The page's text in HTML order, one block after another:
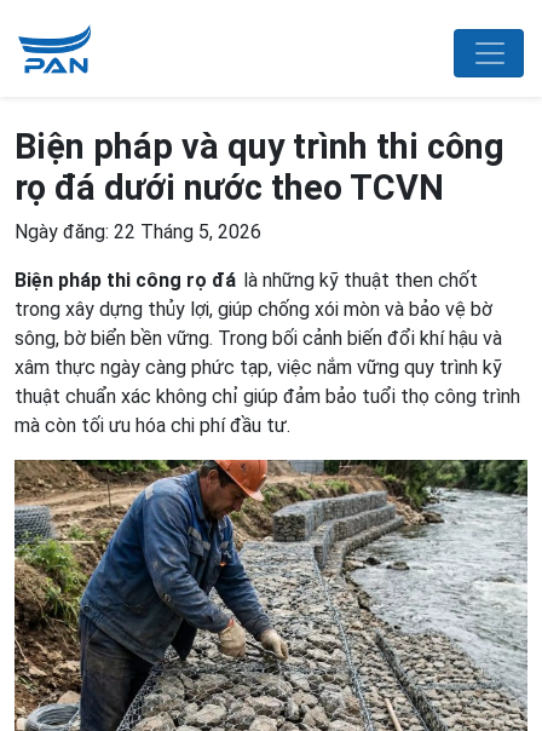
Biện pháp và quy trình thi công
rọ đá dưới nước theo TCVN
Ngày đăng: 22 Tháng 5, 2026
Biện pháp thi công rọ đá là những kỹ thuật then chốt
trong xây dựng thủy lợi, giúp chống xói mòn và bảo vệ bờ
sông, bờ biển bền vững. Trong bối cảnh biến đổi khí hậu và
xâm thực ngày càng phức tạp, việc nắm vững quy trình kỹ
thuật chuẩn xác không chỉ giúp đảm bảo tuổi thọ công trình
mà còn tối ưu hóa chi phí đầu tư.